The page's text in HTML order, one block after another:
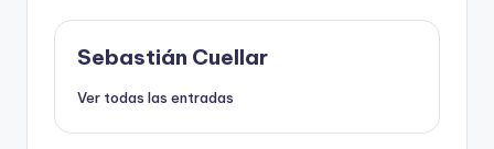
Sebastián Cuellar
Ver todas las entradas